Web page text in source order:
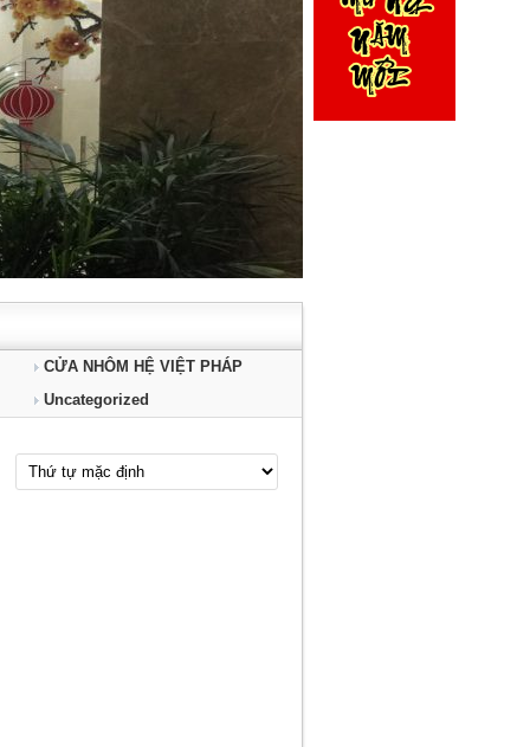
CỬA NHÔM HỆ VIỆT PHÁP
Uncategorized